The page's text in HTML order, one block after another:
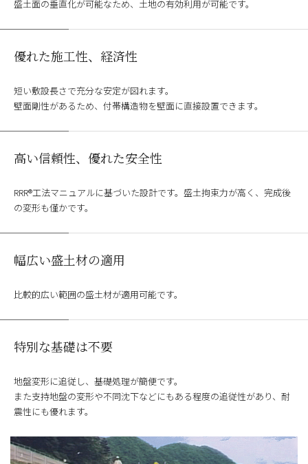
盛土面の垂直化が可能なため、土地の有効利用が可能です。
優れた施工性、経済性
短い敷設長さで充分な安定が図れます。
壁面剛性があるため、付帯構造物を壁面に直接設置できます。
高い信頼性、優れた安全性
RRR®工法マニュアルに基づいた設計です。盛土拘束力が高く、完成後
の変形も僅かです。
幅広い盛土材の適用
比較的広い範囲の盛土材が適用可能です。
特別な基礎は不要
地盤変形に追従し、基礎処理が簡便です。
また支持地盤の変形や不同沈下などにもある程度の追従性があり、耐
震性にも優れます。